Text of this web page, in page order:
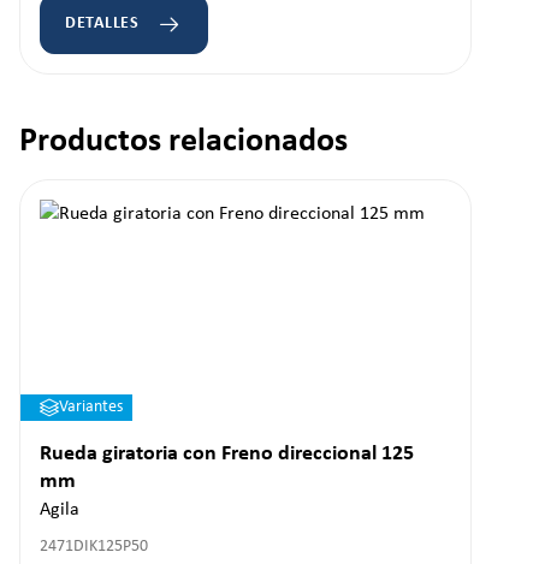
DETALLES
Omitir la galería de productos
Productos relacionados
Variantes
Rueda giratoria con Freno direccional 125
mm
Agila
2471DIK125P50